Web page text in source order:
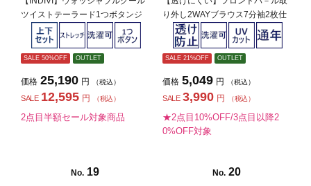
ツイストテーラード1つボタンジ
ャケット無地【レディース】
SALE 50%OFF OUTLET
価格 25,190 円 （税込）
SALE 12,595 円 （税込）
2点目半額セール対象商品
り外し2WAYブラウス7分袖2枚仕
立てUVカットSOFFICE通年【レ
ディース】
SALE 21%OFF OUTLET
価格 5,049 円 （税込）
SALE 3,990 円 （税込）
★2点目10%OFF/3点目以降2
0%OFF対象
No. 19 No. 20